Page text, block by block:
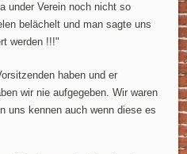
under Verein noch nicht so
belächelt und man sagte uns
werden !!!"
haben und er
wir nie aufgegeben. Wir waren
uns kennen auch wenn diese es